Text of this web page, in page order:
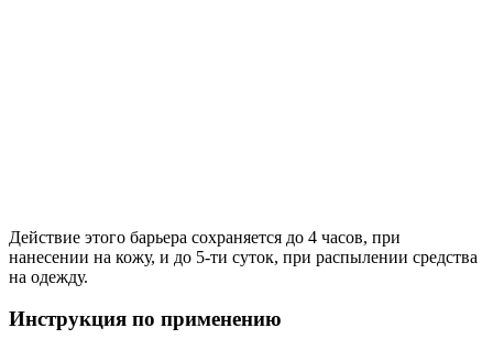
Действие этого барьера сохраняется до 4 часов, при
нанесении на кожу, и до 5-ти суток, при распылении средства
на одежду.
Инструкция по применению